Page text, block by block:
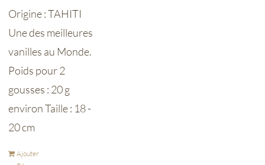
Origine : TAHITI
Une des meilleures
vanilles au Monde.
Poids pour 2
gousses : 20 g
environ Taille : 18 -
20 cm
Ajouter